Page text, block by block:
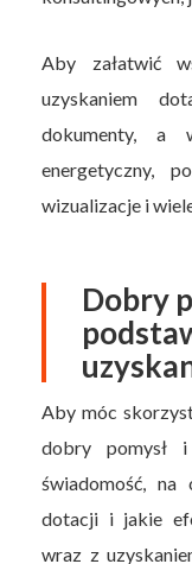
Aby załatwić
uzyskaniem
dokumenty, a
energetyczny,
wizualizacje i
Dobry
Aby móc
dobry pomysł
świadomość,
dotacji i jakie
wraz z